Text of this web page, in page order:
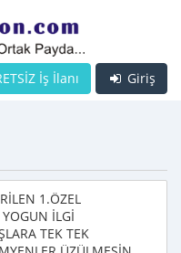
Giriş
İş İlanı
1.ÖZEL
İLGİ
TEK TEK